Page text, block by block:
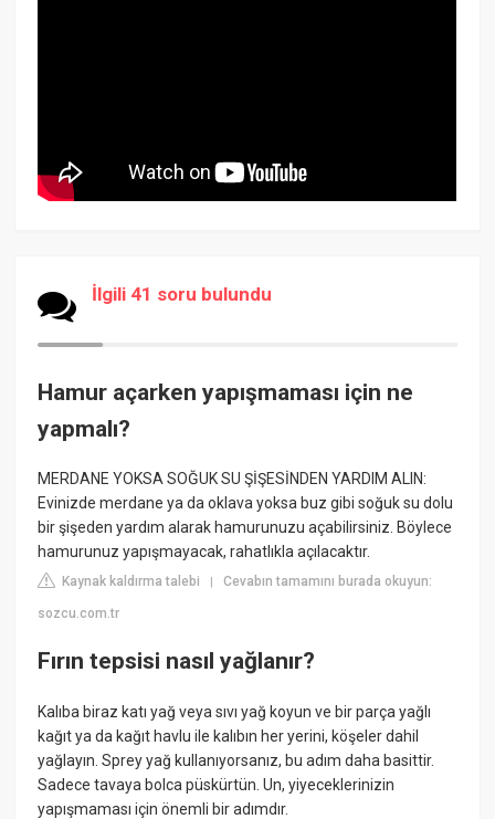
İlgili 41 soru bulundu
Hamur açarken yapışmaması için ne
yapmalı?
MERDANE YOKSA SOĞUK SU ŞİŞESİNDEN YARDIM ALIN:
Evinizde merdane ya da oklava yoksa buz gibi soğuk su dolu
bir şişeden yardım alarak hamurunuzu açabilirsiniz. Böylece
hamurunuz yapışmayacak, rahatlıkla açılacaktır.
Kaynak kaldırma talebi |Cevabın tamamını burada okuyun:
sozcu.com.tr
Fırın tepsisi nasıl yağlanır?
Kalıba biraz katı yağ veya sıvı yağ koyun ve bir parça yağlı
kağıt ya da kağıt havlu ile kalıbın her yerini, köşeler dahil
yağlayın. Sprey yağ kullanıyorsanız, bu adım daha basittir.
Sadece tavaya bolca püskürtün. Un, yiyeceklerinizin
yapışmaması için önemli bir adımdır.